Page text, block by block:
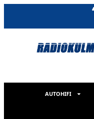
AUTOHIFI